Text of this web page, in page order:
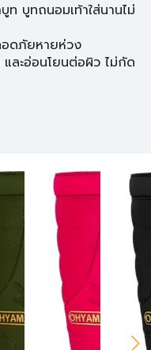
ท บูทถนอมเท้าใส่นานไม่
ดภัยหายห่วง
ละอ่อนโยนต่อผิว ไม่กัด